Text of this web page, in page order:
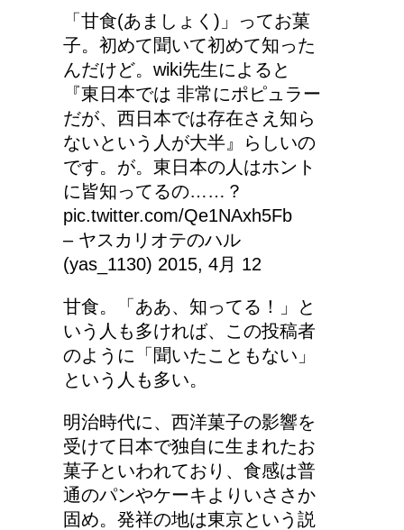
「甘食(あましょく)」ってお菓
子。初めて聞いて初めて知った
んだけど。wiki先生によると
『東日本では 非常にポピュラー
だが、西日本では存在さえ知ら
ないという人が大半』らしいの
です。が。東日本の人はホント
に皆知ってるの……？
pic.twitter.com/Qe1NAxh5Fb
– ヤスカリオテのハル
(yas_1130) 2015, 4月 12
甘食。「ああ、知ってる！」と
いう人も多ければ、この投稿者
のように「聞いたこともない」
という人も多い。
明治時代に、西洋菓子の影響を
受けて日本で独自に生まれたお
菓子といわれており、食感は普
通のパンやケーキよりいささか
固め。発祥の地は東京という説